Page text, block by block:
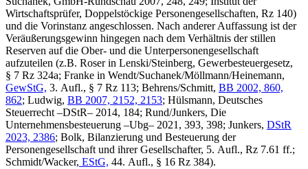
Wirtschaftsprüfer, Doppelstöckige Personengesellschaften, Rz 140)
und die Vorinstanz angeschlossen. Nach anderer Auffassung ist der
Veräußerungsgewinn hingegen nach dem Verhältnis der stillen
Reserven auf die Ober- und die Unterpersonengesellschaft
aufzuteilen (z.B. Roser in Lenski/Steinberg, Gewerbesteuergesetz,
§ 7 Rz 324a; Franke in Wendt/Suchanek/Möllmann/Heinemann,
GewStG, 3. Aufl., § 7 Rz 113; Behrens/Schmitt, BB 2002, 860,
862; Ludwig, BB 2007, 2152, 2153; Hülsmann, Deutsches
Steuerrecht –DStR– 2014, 184; Rund/Junkers, Die
Unternehmensbesteuerung –Ubg– 2021, 393, 398; Junkers, DStR
2023, 2386; Bolk, Bilanzierung und Besteuerung der
Personengesellschaft und ihrer Gesellschafter, 5. Aufl., Rz 7.61 ff.;
Schmidt/Wacker, EStG, 44. Aufl., § 16 Rz 384).